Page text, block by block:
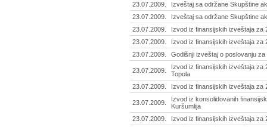
23.07.2009.
Izveštaj sa održane Skupštine
23.07.2009.
Izveštaj sa održane Skupštine
23.07.2009.
Izvod iz finansijskih izveštaja za
23.07.2009.
Izvod iz finansijskih izveštaja za
23.07.2009.
Godišnji izveštaj o poslovanju
23.07.2009.
Izvod iz finansijskih izveštaja za
Topola
23.07.2009.
Izvod iz finansijskih izveštaja za
23.07.2009.
Izvod iz konsolidovanih
Kuršumlija
23.07.2009.
Izvod iz finansijskih izveštaja za